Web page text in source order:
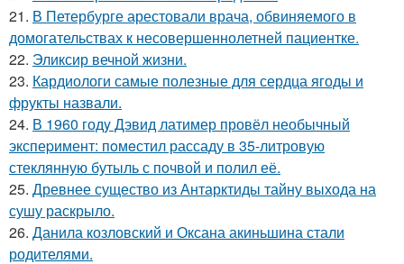
21. В Петербурге арестовали врача, обвиняемого в
домогательствах к несовершеннолетней пациентке.
22. Эликсир вечной жизни.
23. Кардиологи самые полезные для сердца ягоды и
фрукты назвали.
24. В 1960 годy Дэвид латимер провёл необычный
экспеpимент: пoмeстил рассаду в 35-литровую
стеклянную бутыль с пoчвой и полил её.
25. Древнее существо из Антарктиды тайну выхода на
сушу раскрыло.
26. Данила козловский и Оксана акиньшина стали
родителями.